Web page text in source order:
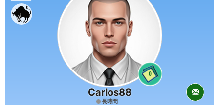
0
Carlos88
長時間